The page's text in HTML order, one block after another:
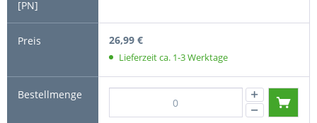
26,99 €
Lieferzeit ca. 1-3 Werktage